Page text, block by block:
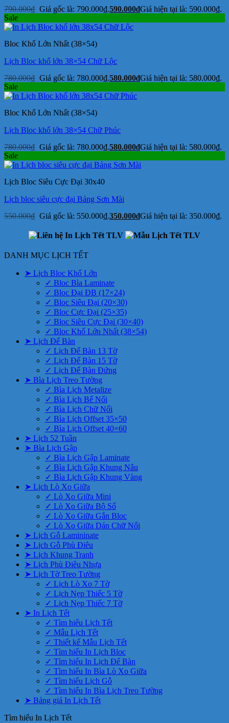
790.000₫ Giá gốc là: 790.000₫.590.000₫Giá hiện tại là: 590.000₫.
Sale
Bloc Khổ Lớn Nhất (38×54)
Lịch Bloc khổ lớn 38×54 Chữ Lộc
780.000₫ Giá gốc là: 780.000₫.580.000₫Giá hiện tại là: 580.000₫.
Sale
Bloc Khổ Lớn Nhất (38×54)
Lịch Bloc khổ lớn 38×54 Chữ Phúc
780.000₫ Giá gốc là: 780.000₫.580.000₫Giá hiện tại là: 580.000₫.
Sale
Lịch Bloc Siêu Cực Đại 30x40
Lịch bloc siêu cực đại Bảng Sơn Mài
550.000₫ Giá gốc là: 550.000₫.350.000₫Giá hiện tại là: 350.000₫.
DANH MỤC LỊCH TẾT
➤ Lịch Bloc Khổ Lớn
✓ Bloc Bìa Laminate
✓ Bloc Đại ĐB (17×24)
✓ Bloc Siêu Đại (20×30)
✓ Bloc Cực Đại (25×35)
✓ Bloc Siêu Cực Đại (30×40)
✓ Bloc Khổ Lớn Nhất (38×54)
➤ Lịch Để Bàn
✓ Lịch Để Bàn 13 Tờ
✓ Lịch Để Bàn 15 Tờ
✓ Lịch Để Bàn Đứng
➤ Bìa Lịch Treo Tường
✓ Bìa Lịch Metalize
✓ Bìa Lịch Bế Nổi
✓ Bìa Lịch Chữ Nổi
✓ Bìa Lịch Offset 35×50
✓ Bìa Lịch Offset 40×60
➤ Lịch 52 Tuần
➤ Bìa Lịch Gập
✓ Bìa Lịch Gập Laminate
✓ Bìa Lịch Gập Khung Nâu
✓ Bìa Lịch Gập Khung Vàng
➤ Lịch Lò Xo Giữa
✓ Lò Xo Giữa Mini
✓ Lò Xo Giữa Bộ Số
✓ Lò Xo Giữa Gắn Bloc
✓ Lò Xo Giữa Dán Chữ Nổi
➤ Lịch Gỗ Lamininate
➤ Lịch Gỗ Phù Điêu
➤ Lịch Khung Tranh
➤ Lịch Phù Điêu Nhựa
➤ Lịch Tờ Treo Tường
✓ Lịch Lò Xo 7 Tờ
✓ Lịch Nẹp Thiếc 5 Tờ
✓ Lịch Nẹp Thiếc 7 Tờ
➤ In Lịch Tết
✓ Tìm hiểu Lịch Tết
✓ Mẫu Lịch Tết
✓ Thiết kế Mẫu Lịch Tết
✓ Tìm hiểu In Lịch Bloc
✓ Tìm hiểu In Lịch Để Bàn
✓ Tìm hiểu In Bìa Lò Xo Giữa
✓ Tìm hiểu Lịch Gỗ
✓ Tìm hiểu In Bìa Lịch Treo Tường
➤ Bảng giá In Lịch Tết
Tìm hiểu In Lịch Tết